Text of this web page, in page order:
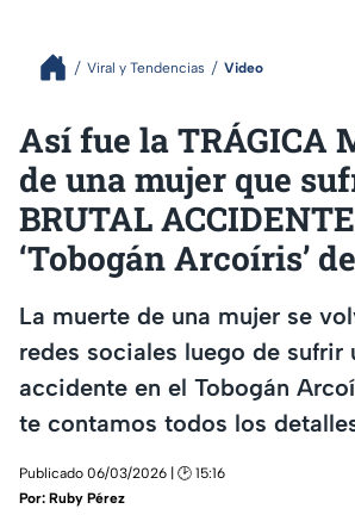
Viral y Tendencias Video
Así fue la TRÁGICA
de una mujer que
BRUTAL
‘Tobogán Arcoíris’
La muerte de una mujer se
redes sociales luego de sufrir
accidente en el Tobogán
te contamos todos los
Publicado 06/03/2026 | 🕑 15:16
Por: Ruby Pérez